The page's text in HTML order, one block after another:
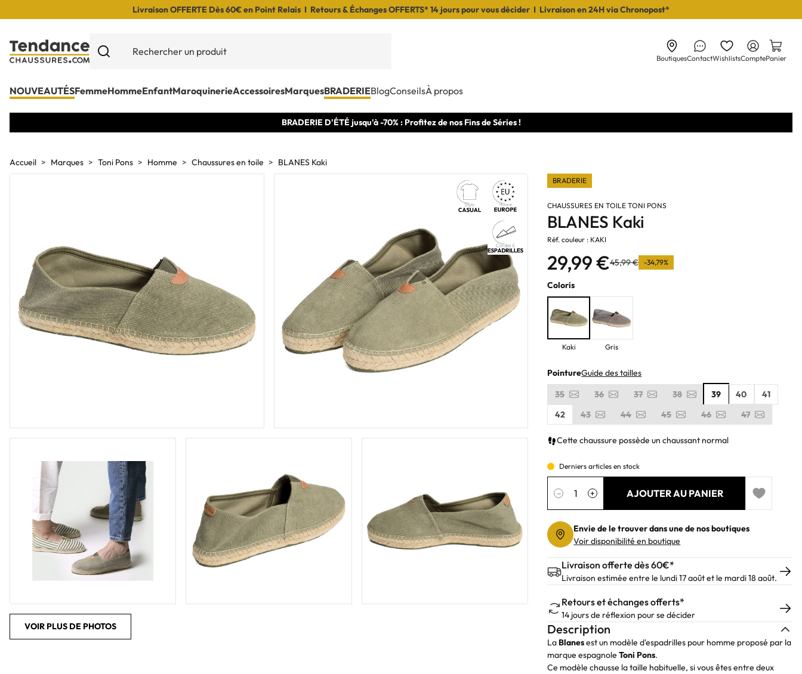
Livraison OFFERTE Dès 60€ en Point Relais I Retours & Échanges OFFERTS* 14 jours pour vous décider I Livraison en 24H via Chronopost*
BoutiquesContactWishlistsComptePanier
NOUVEAUTÉSFemmeHommeEnfantMaroquinerieAccessoiresMarquesBRADERIEBlogConseilsÀ propos
BRADERIE D'ÉTÉ jusqu'à -70% : Profitez de nos Fins de Séries !
Accueil Marques Toni Pons Homme Chaussures en toile BLANES Kaki
VOIR PLUS DE PHOTOS
BRADERIE
CHAUSSURES EN TOILE TONI PONS
BLANES Kaki
Réf. couleur : KAKI
29,99 €45,99 € -34,79%
Coloris
Kaki Gris
PointureGuide des tailles
35
36 37 38 39 40
41
42
43 44 45 46 47
Cette chaussure possède un chaussant normal
Derniers articles en stock
− +
AJOUTER AU PANIER
Add to
Envie de le trouver dans une de nos boutiques
Voir disponibilité en boutique
Livraison offerte dès 60€*
Livraison estimée entre le lundi 17 août et le mardi 18 août.
Retours et échanges offerts*
14 jours de réflexion pour se décider
Description
La Blanesest un modèle d'espadrilles pour homme proposé par la
marque espagnoleToni Pons.
Ce modèle chausse la taille habituelle, si vous êtes entre deux